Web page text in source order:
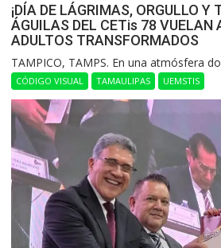
¡DÍA DE LÁGRIMAS, ORGULLO Y
ÁGUILAS DEL CETis 78 VUELAN
ADULTOS TRANSFORMADOS
​TAMPICO, TAMPS. En una atmósfera
CÓDIGO VISUAL TAMAULIPAS UEMSTIS